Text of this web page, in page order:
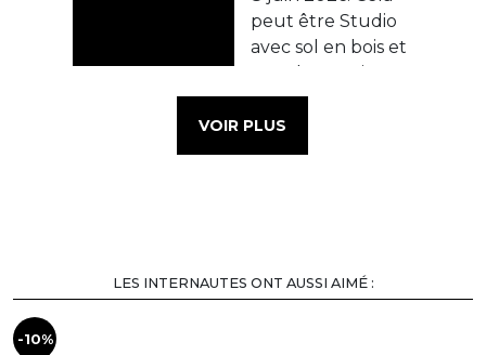
VOIR PLUS
LES INTERNAUTES ONT AUSSI AIMÉ :
-10%